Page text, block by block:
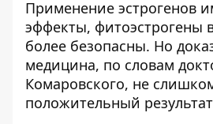
Применение эстрогенов
эффекты, фитоэстрогены
более безопасны. Но
медицина, по словам
Комаровского, не
положительный